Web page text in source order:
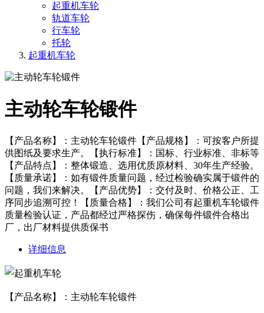
起重机车轮
轨道车轮
行车轮
托轮
起重机车轮
主动轮车轮锻件
【产品名称】：主动轮车轮锻件【产品规格】：可按客户所提
供图纸及要求生产。【执行标准】：国标、行业标准、非标等
【产品特点】：整体锻造、选用优质原材料、30年生产经验。
【质量承诺】：如有锻件质量问题，经过检验确实属于锻件的
问题，我们来解决。【产品优势】：交付及时、价格公正、工
序同步追溯可控！【质量合格】：我们公司有起重机车轮锻件
质量检验认证，产品都经过严格探伤，确保每件锻件合格出
厂，出厂材料提供质保书
详细信息
【产品名称】：主动轮车轮锻件